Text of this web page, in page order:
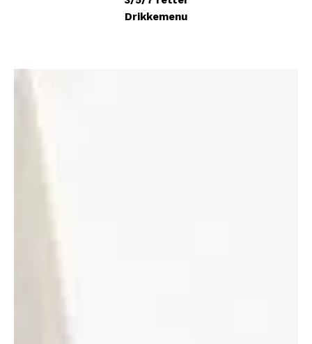
Drikkemenu